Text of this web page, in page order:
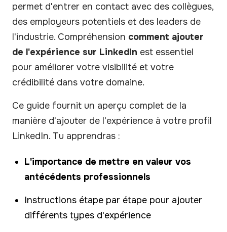
permet d'entrer en contact avec des collègues,
des employeurs potentiels et des leaders de
l'industrie. Compréhension comment ajouter
de l'expérience sur LinkedIn est essentiel
pour améliorer votre visibilité et votre
crédibilité dans votre domaine.
Ce guide fournit un aperçu complet de la
manière d'ajouter de l'expérience à votre profil
LinkedIn. Tu apprendras :
L'importance de mettre en valeur vos
antécédents professionnels
Instructions étape par étape pour ajouter
différents types d'expérience